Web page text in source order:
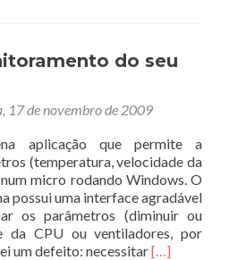
do seu
17 de novembro de 2009
aplicação que permite a
(temperatura, velocidade da
micro rodando Windows. O
possui uma interface agradável
os parâmetros (diminuir ou
da CPU ou ventiladores, por
um defeito: necessitarLeia
[…]